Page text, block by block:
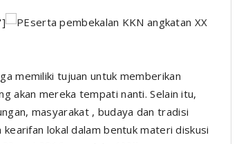
memiliki tujuan untuk memberikan
akan mereka tempati nanti. Selain itu,
masyarakat , budaya dan tradisi
lokal dalam bentuk materi diskusi